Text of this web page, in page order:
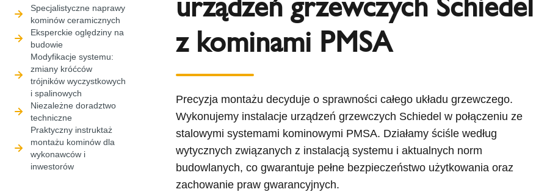
Specjalistyczne naprawy
kominów ceramicznych
Eksperckie oględziny na
budowie
Modyfikacje systemu:
zmiany króćców
trójników wyczystkowych
i spalinowych
Niezależne doradztwo
techniczne
Praktyczny instruktaż
montażu kominów dla
wykonawców i
inwestorów
z kominami PMSA
Precyzja montażu decyduje o sprawności całego układu grzewczego.
Wykonujemy instalacje urządzeń grzewczych Schiedel w połączeniu ze
stalowymi systemami kominowymi PMSA. Działamy ściśle według
wytycznych związanych z instalacją systemu i aktualnych norm
budowlanych, co gwarantuje pełne bezpieczeństwo użytkowania oraz
zachowanie praw gwarancyjnych.